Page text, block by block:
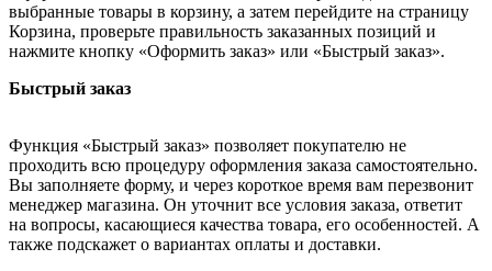
выбранные товары в корзину, а затем перейдите на страницу
Корзина, проверьте правильность заказанных позиций и
нажмите кнопку «Оформить заказ» или «Быстрый заказ».
Быстрый заказ
Функция «Быстрый заказ» позволяет покупателю не
проходить всю процедуру оформления заказа самостоятельно.
Вы заполняете форму, и через короткое время вам перезвонит
менеджер магазина. Он уточнит все условия заказа, ответит
на вопросы, касающиеся качества товара, его особенностей. А
также подскажет о вариантах оплаты и доставки.